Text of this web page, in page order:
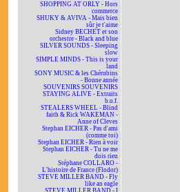
SHOPPING AT ORLY - Hors
commerce
SHUKY & AVIVA - Mais bien
sûr je t'aime
Sidney BECHET et son
orchestre - Black and blue
SILVER SOUNDS - Sleeping
slow
SIMPLE MINDS - This is your
land
SONY MUSIC & les Chérubins
- Bonne année
SOUVENIRS SOUVENIRS
STAYING ALIVE - Extraits
b.o.f.
STEALERS WHEEL - Blind
faith & Rick WAKEMAN -
Anne of Cleves
Stephan EICHER - Pas d'ami
(comme toi)
Stephan EICHER - Rien à voir
Stephan EICHER - Tu ne me
dois rien
Stéphane COLLARO -
L'histoire de France (Flodor)
STEVE MILLER BAND - Fly
like an eagle
STEVE MILLER BAND - I